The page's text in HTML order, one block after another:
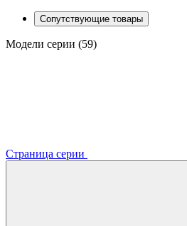
Сопутствующие товары
Модели серии (59)
Страница серии